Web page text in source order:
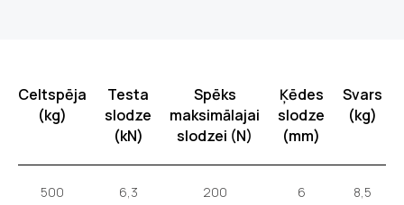
Celtspēja
(kg)
Testa
slodze
(kN)
Spēks
maksimālajai
slodzei (N)
Ķēdes
slodze
(mm)
Svars
(kg)
500 6,3 200 6 8,5